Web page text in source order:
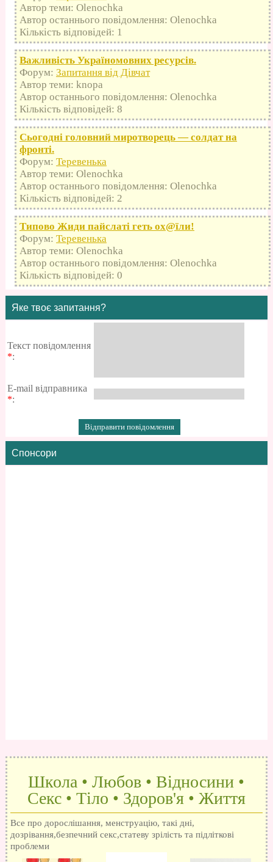
Автор теми: Olenochka
Автор останнього повідомлення: Olenochka
Кількість відповідей: 1
Важливість Україномовних ресурсів.
Форум: Запитання від Дівчат
Автор теми: knopa
Автор останнього повідомлення: Olenochka
Кількість відповідей: 8
Сьогодні головний миротворець — солдат на
фронті.
Форум: Теревенька
Автор теми: Olenochka
Автор останнього повідомлення: Olenochka
Кількість відповідей: 2
Типово Жиди пайслаті геть оx@їли!
Форум: Теревенька
Автор теми: Olenochka
Автор останнього повідомлення: Olenochka
Кількість відповідей: 0
Яке твоє запитання?
Текст повідомлення
*:
E-mail відправника
*:
Спонсори
Школа • Любов • Відносини •
Секс • Тіло • Здоров'я • Життя
Все про дорослішання, менструацію, такі дні,
дозрівання,безпечний секс,статеву зрілість та підліткові
проблеми